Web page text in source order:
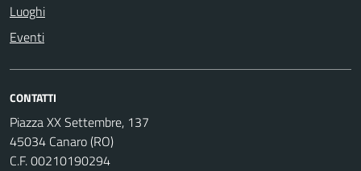
Luoghi
Eventi
CONTATTI
Piazza XX Settembre, 137
45034 Canaro (RO)
C.F. 00210190294